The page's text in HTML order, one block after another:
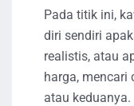
Pada titik ini,
diri sendiri
realistis, atau
harga, mencari
atau keduanya.